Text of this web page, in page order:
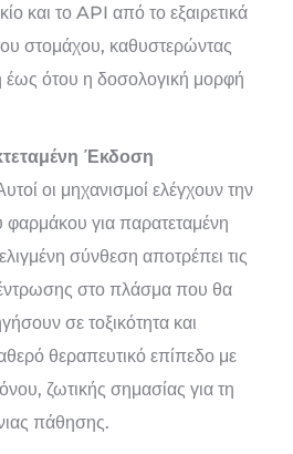
και το API από το εξαιρετικά
στομάχου, καθυστερώντας
ότου η δοσολογική μορφή
Έκδοση
οι μηχανισμοί ελέγχουν την
για παρατεταμένη
σύνθεση αποτρέπει τις
στο πλάσμα που θα
σε τοξικότητα και
θεραπευτικό επίπεδο με
ζωτικής σημασίας για τη
πάθησης.